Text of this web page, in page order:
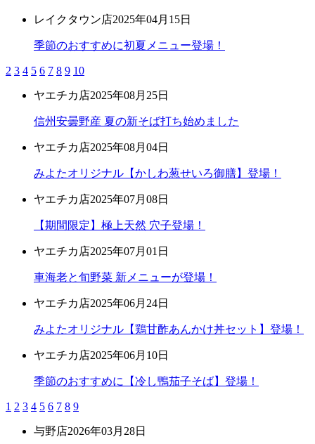
レイクタウン店2025年04月15日
季節のおすすめに初夏メニュー登場！
2 3 4 5 6 7 8 9 10
ヤエチカ店2025年08月25日
信州安曇野産 夏の新そば打ち始めました
ヤエチカ店2025年08月04日
みよたオリジナル【かしわ葱せいろ御膳】登場！
ヤエチカ店2025年07月08日
【期間限定】極上天然 穴子登場！
ヤエチカ店2025年07月01日
車海老と旬野菜 新メニューが登場！
ヤエチカ店2025年06月24日
みよたオリジナル【鶏甘酢あんかけ丼セット】登場！
ヤエチカ店2025年06月10日
季節のおすすめに【冷し鴨茄子そば】登場！
1 2 3 4 5 6 7 8 9
与野店2026年03月28日